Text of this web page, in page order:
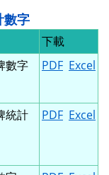
數字
下載
數字
PDF Excel
統計
PDF Excel